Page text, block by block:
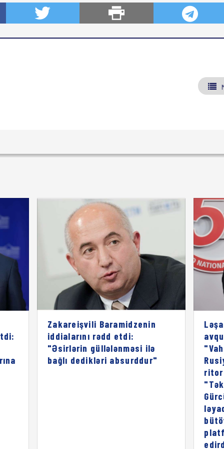
Zakareişvili Baramidzenin
iddialarını rədd etdi:
"Əsirlərin güllələnməsi ilə
bağlı dedikləri absurddur"